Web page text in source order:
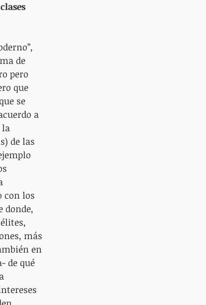
de
pero
que
se
a
la
de las
con los
donde,
más
en
de qué